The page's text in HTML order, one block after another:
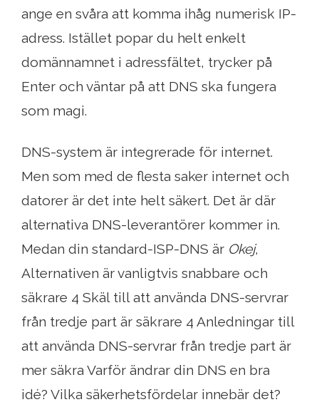
ange en svåra att komma ihåg numerisk IP-
adress. Istället popar du helt enkelt
domännamnet i adressfältet, trycker på
Enter och väntar på att DNS ska fungera
som magi.
DNS-system är integrerade för internet.
Men som med de flesta saker internet och
datorer är det inte helt säkert. Det är där
alternativa DNS-leverantörer kommer in.
Medan din standard-ISP-DNS är Okej,
Alternativen är vanligtvis snabbare och
säkrare 4 Skäl till att använda DNS-servrar
från tredje part är säkrare 4 Anledningar till
att använda DNS-servrar från tredje part är
mer säkra Varför ändrar din DNS en bra
idé? Vilka säkerhetsfördelar innebär det?